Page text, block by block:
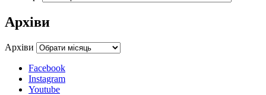
Архіви
Архіви
Facebook
Instagram
Youtube